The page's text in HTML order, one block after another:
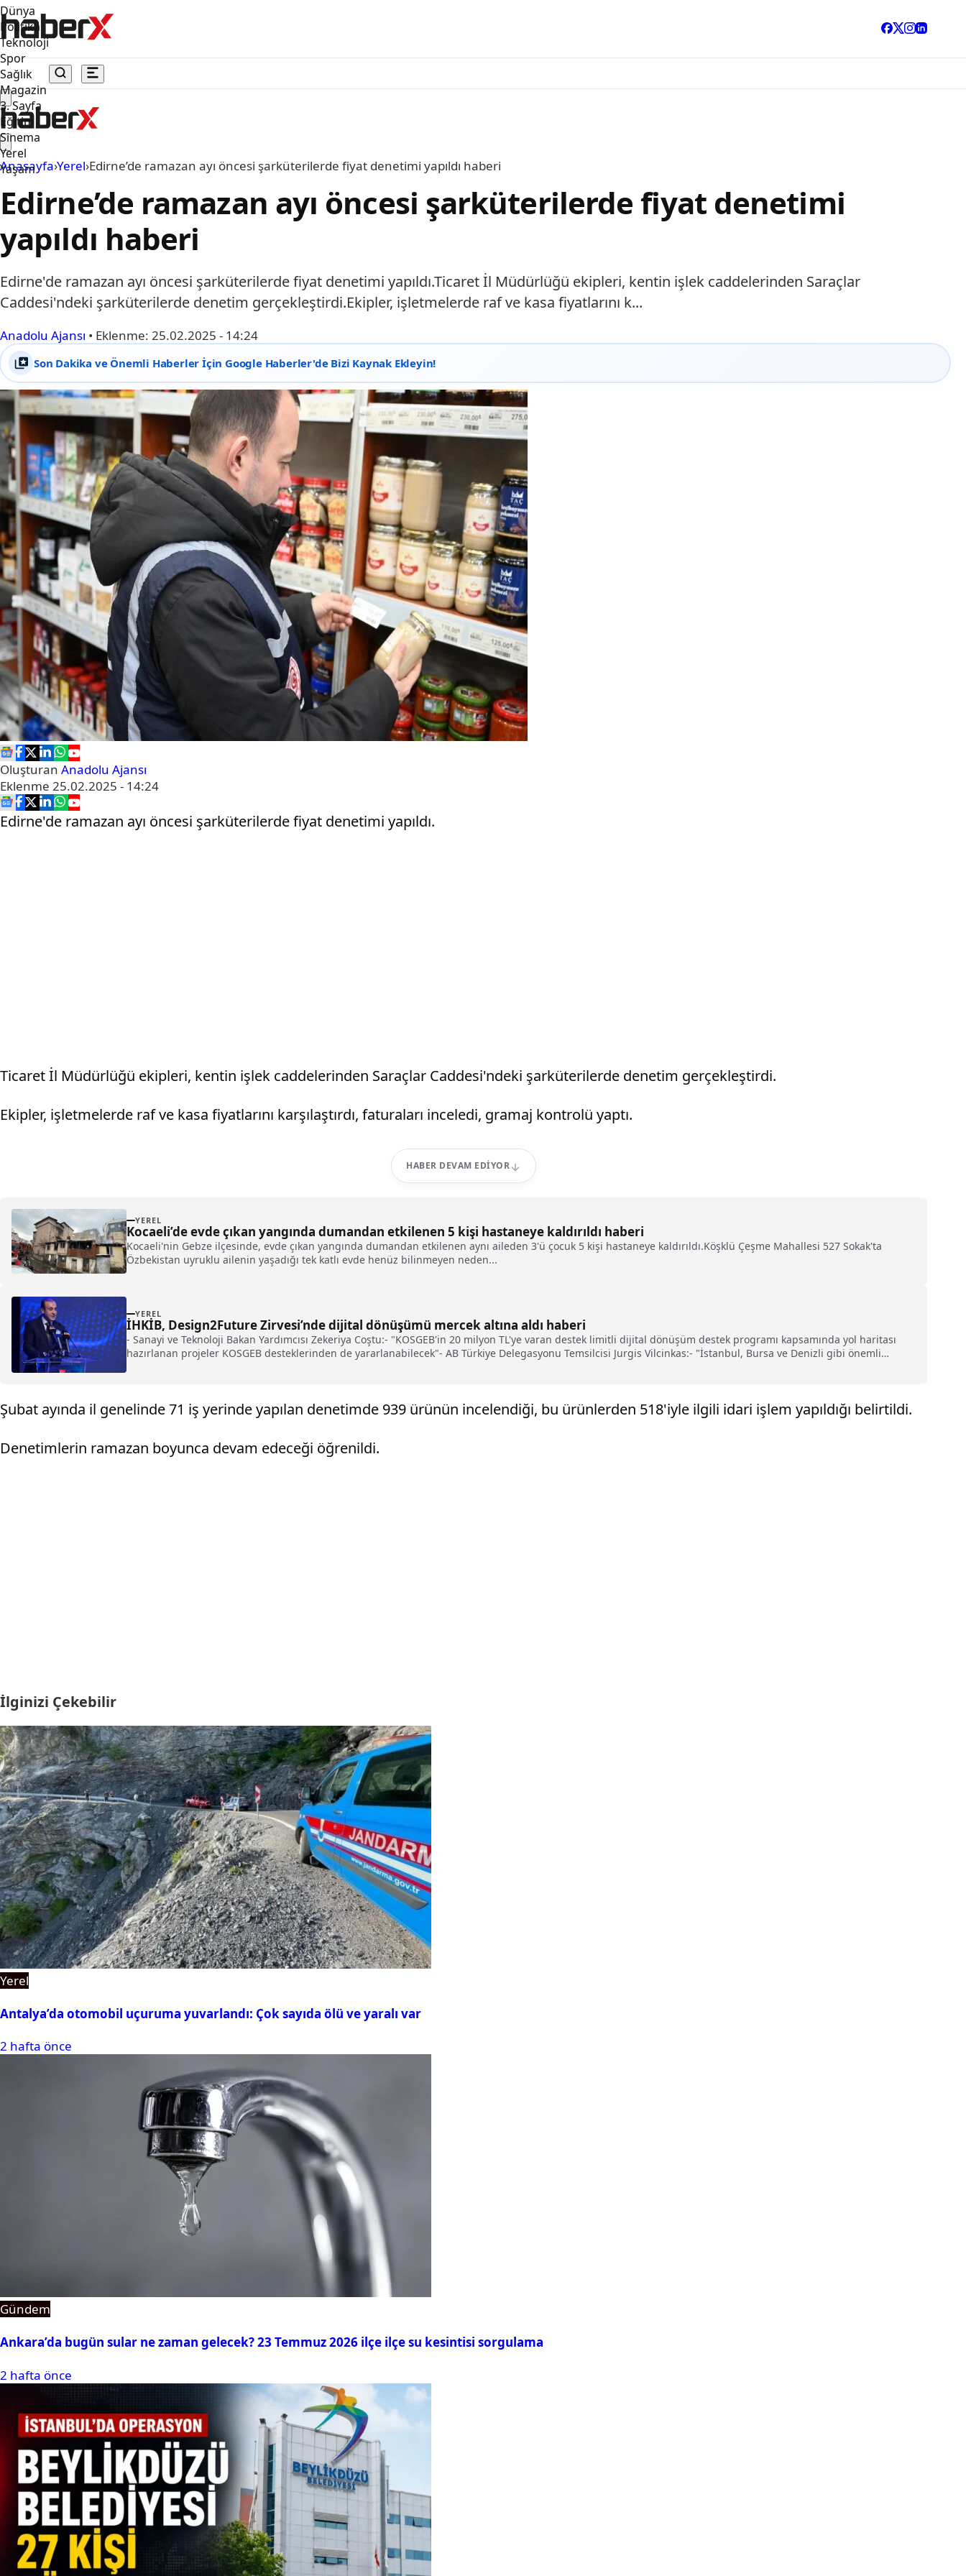
Dünya
Politika
Teknoloji
Spor
Sağlık
Magazin
3. Sayfa
Eğitim
Sinema
Yerel
Yaşam
Anasayfa›Yerel›Edirne’de ramazan ayı öncesi şarküterilerde fiyat denetimi yapıldı haberi
Edirne’de ramazan ayı öncesi şarküterilerde fiyat denetimi
yapıldı haberi
Edirne'de ramazan ayı öncesi şarküterilerde fiyat denetimi yapıldı.Ticaret İl Müdürlüğü ekipleri, kentin işlek caddelerinden Saraçlar
Caddesi'ndeki şarküterilerde denetim gerçekleştirdi.Ekipler, işletmelerde raf ve kasa fiyatlarını k...
Anadolu Ajansı • Eklenme: 25.02.2025 - 14:24
Son Dakika ve Önemli Haberler İçin Google Haberler'de Bizi Kaynak Ekleyin!
Oluşturan Anadolu Ajansı
Eklenme 25.02.2025 - 14:24
Edirne'de ramazan ayı öncesi şarküterilerde fiyat denetimi yapıldı.
Ticaret İl Müdürlüğü ekipleri, kentin işlek caddelerinden Saraçlar Caddesi'ndeki şarküterilerde denetim gerçekleştirdi.
Ekipler, işletmelerde raf ve kasa fiyatlarını karşılaştırdı, faturaları inceledi, gramaj kontrolü yaptı.
HABER DEVAM EDIYOR
YEREL
Kocaeli’de evde çıkan yangında dumandan etkilenen 5 kişi hastaneye kaldırıldı haberi
Kocaeli'nin Gebze ilçesinde, evde çıkan yangında dumandan etkilenen aynı aileden 3'ü çocuk 5 kişi hastaneye kaldırıldı.Köşklü Çeşme Mahallesi 527 Sokak'ta
Özbekistan uyruklu ailenin yaşadığı tek katlı evde henüz bilinmeyen neden...
YEREL
İHKİB, Design2Future Zirvesi’nde dijital dönüşümü mercek altına aldı haberi
- Sanayi ve Teknoloji Bakan Yardımcısı Zekeriya Coştu:- "KOSGEB'in 20 milyon TL'ye varan destek limitli dijital dönüşüm destek programı kapsamında yol haritası
hazırlanan projeler KOSGEB desteklerinden de yararlanabilecek"- AB Türkiye Delegasyonu Temsilcisi Jurgis Vilcinkas:- "İstanbul, Bursa ve Denizli gibi önemli
Şubat ayında il genelinde 71 iş yerinde yapılan denetimde 939 ürünün incelendiği, bu ürünlerden 518'iyle ilgili idari işlem yapıldığı belirtildi.
Denetimlerin ramazan boyunca devam edeceği öğrenildi.
İlginizi Çekebilir
Yerel
Antalya’da otomobil uçuruma yuvarlandı: Çok sayıda ölü ve yaralı var
2 hafta önce
Gündem
Ankara’da bugün sular ne zaman gelecek? 23 Temmuz 2026 ilçe ilçe su kesintisi sorgulama
2 hafta önce